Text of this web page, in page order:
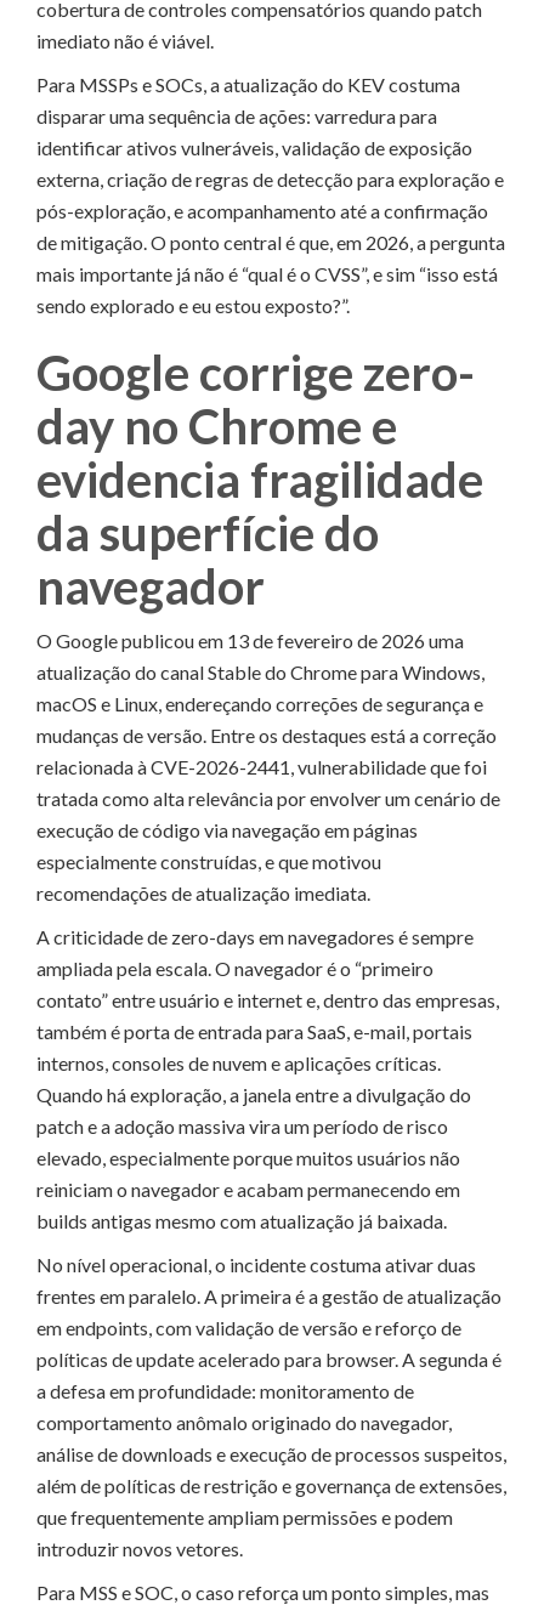
cobertura de controles compensatórios quando patch
imediato não é viável.
Para MSSPs e SOCs, a atualização do KEV costuma
disparar uma sequência de ações: varredura para
identificar ativos vulneráveis, validação de exposição
externa, criação de regras de detecção para exploração e
pós-exploração, e acompanhamento até a confirmação
de mitigação. O ponto central é que, em 2026, a pergunta
mais importante já não é “qual é o CVSS”, e sim “isso está
sendo explorado e eu estou exposto?”.
Google corrige zero-
day no Chrome e
evidencia fragilidade
da superfície do
navegador
O Google publicou em 13 de fevereiro de 2026 uma
atualização do canal Stable do Chrome para Windows,
macOS e Linux, endereçando correções de segurança e
mudanças de versão. Entre os destaques está a correção
relacionada à CVE-2026-2441, vulnerabilidade que foi
tratada como alta relevância por envolver um cenário de
execução de código via navegação em páginas
especialmente construídas, e que motivou
recomendações de atualização imediata.
A criticidade de zero-days em navegadores é sempre
ampliada pela escala. O navegador é o “primeiro
contato” entre usuário e internet e, dentro das empresas,
também é porta de entrada para SaaS, e-mail, portais
internos, consoles de nuvem e aplicações críticas.
Quando há exploração, a janela entre a divulgação do
patch e a adoção massiva vira um período de risco
elevado, especialmente porque muitos usuários não
reiniciam o navegador e acabam permanecendo em
builds antigas mesmo com atualização já baixada.
No nível operacional, o incidente costuma ativar duas
frentes em paralelo. A primeira é a gestão de atualização
em endpoints, com validação de versão e reforço de
políticas de update acelerado para browser. A segunda é
a defesa em profundidade: monitoramento de
comportamento anômalo originado do navegador,
análise de downloads e execução de processos suspeitos,
além de políticas de restrição e governança de extensões,
que frequentemente ampliam permissões e podem
introduzir novos vetores.
Para MSS e SOC, o caso reforça um ponto simples, mas